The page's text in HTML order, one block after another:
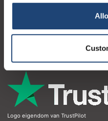
Contactgegevens
Logo eigendom van TrustPilot